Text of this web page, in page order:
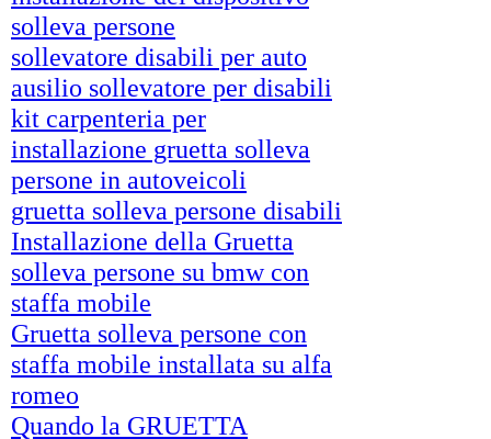
solleva persone
sollevatore disabili per auto
ausilio sollevatore per disabili
kit carpenteria per
installazione gruetta solleva
persone in autoveicoli
gruetta solleva persone disabili
Installazione della Gruetta
solleva persone su bmw con
staffa mobile
Gruetta solleva persone con
staffa mobile installata su alfa
romeo
Quando la GRUETTA